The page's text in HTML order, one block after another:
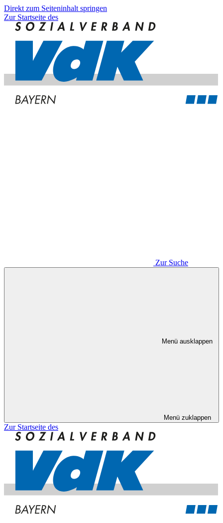
Direkt zum Seiteninhalt springen
Zur Startseite des
Zur Suche
Menü ausklappen
Menü zuklappen
Zur Startseite des